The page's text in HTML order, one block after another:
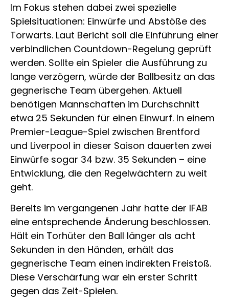
Im Fokus stehen dabei zwei spezielle
Spielsituationen: Einwürfe und Abstöße des
Torwarts. Laut Bericht soll die Einführung einer
verbindlichen Countdown-Regelung geprüft
werden. Sollte ein Spieler die Ausführung zu
lange verzögern, würde der Ballbesitz an das
gegnerische Team übergehen. Aktuell
benötigen Mannschaften im Durchschnitt
etwa 25 Sekunden für einen Einwurf. In einem
Premier-League-Spiel zwischen Brentford
und Liverpool in dieser Saison dauerten zwei
Einwürfe sogar 34 bzw. 35 Sekunden – eine
Entwicklung, die den Regelwächtern zu weit
geht.
Bereits im vergangenen Jahr hatte der IFAB
eine entsprechende Änderung beschlossen.
Hält ein Torhüter den Ball länger als acht
Sekunden in den Händen, erhält das
gegnerische Team einen indirekten Freistoß.
Diese Verschärfung war ein erster Schritt
gegen das Zeit-Spielen.